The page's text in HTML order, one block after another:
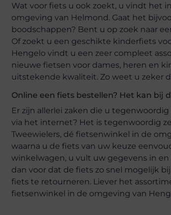
Wat voor fiets u ook zoekt, u vindt het
omgeving van Helmond. Gaat het
boodschappen? Bent u op zoek naar
Of zoekt u een geschikte kinderfiets
Hengelo vindt u een zeer compleet
nieuwe fietsen voor dames, heren en
uitstekende kwaliteit. Zo weet u zeker
Online een fiets bestellen? Het kan bij
Er zijn allerlei zaken die u
via het internet? Het is tegenwoordig
Tweewielers, dé fietsenwinkel in de
waarna u de fiets van uw keuze
winkelwagen, u vult uw gegevens in
dan voor dat de fiets zo snel mogelijk
fiets te retourneren. Liever het
fietsenwinkel in de omgeving van